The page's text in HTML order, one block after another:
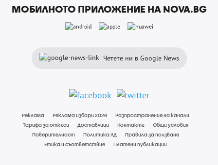
МОБИЛНОТО ПРИЛОЖЕНИЕ НА NOVA.BG
Четете ни в Google News
Реклама Реклама избори 2026
Разпространение на канали
Тарифа за откъси
Доставчици Контакти
Общи условия
Поверителност
Политика ЛД
Правила за ползване
Етика и съответствие
Платени публикации